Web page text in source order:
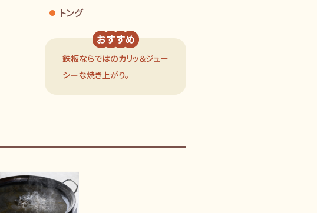
質問コーナー
お問い合わせ
トング
鉄板ならではのカリッ＆ジュー
シーな焼き上がり。